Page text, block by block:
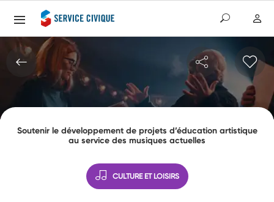
Soutenir le développement de projets d’éducation artistique
au service des musiques actuelles
CULTURE ET LOISIRS